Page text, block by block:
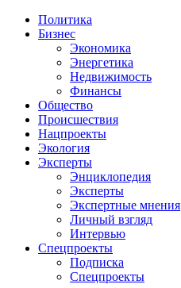
Политика
Бизнес
Экономика
Энергетика
Недвижимость
Финансы
Общество
Происшествия
Нацпроекты
Экология
Эксперты
Энциклопедия
Эксперты
Экспертные мнения
Личный взгляд
Интервью
Спецпроекты
Подписка
Спецпроекты